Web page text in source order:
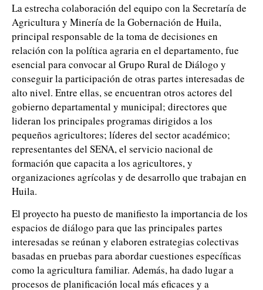
La estrecha colaboración del equipo con la Secretaría de
Agricultura y Minería de la Gobernación de Huila,
principal responsable de la toma de decisiones en
relación con la política agraria en el departamento, fue
esencial para convocar al Grupo Rural de Diálogo y
conseguir la participación de otras partes interesadas de
alto nivel. Entre ellas, se encuentran otros actores del
gobierno departamental y municipal; directores que
lideran los principales programas dirigidos a los
pequeños agricultores; líderes del sector académico;
representantes del SENA, el servicio nacional de
formación que capacita a los agricultores, y
organizaciones agrícolas y de desarrollo que trabajan en
Huila.
El proyecto ha puesto de manifiesto la importancia de los
espacios de diálogo para que las principales partes
interesadas se reúnan y elaboren estrategias colectivas
basadas en pruebas para abordar cuestiones específicas
como la agricultura familiar. Además, ha dado lugar a
procesos de planificación local más eficaces y a